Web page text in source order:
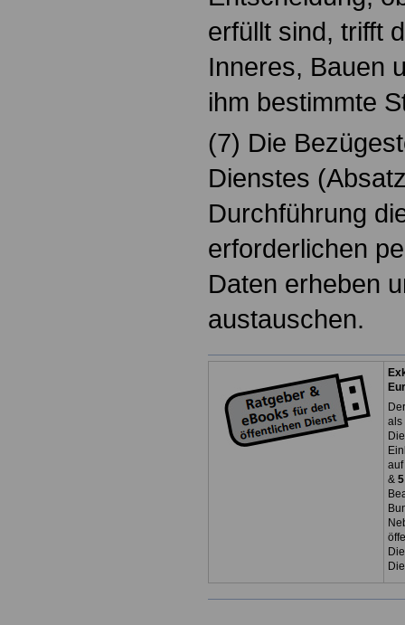
erfüllt sind, trifft
Inneres, Bauen
ihm bestimmte
(7) Die
Dienstes
Durchführung
erforderlichen
Daten erheben
austauschen.
als
&